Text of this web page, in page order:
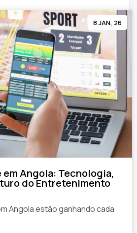
Angola: Tecnologia,
do Entretenimento
8 JAN, 26
Angola estão ganhando cada